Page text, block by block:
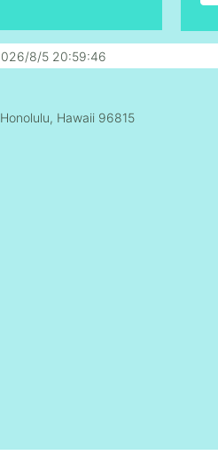
8/5 20:59:47
Hawaii 96815